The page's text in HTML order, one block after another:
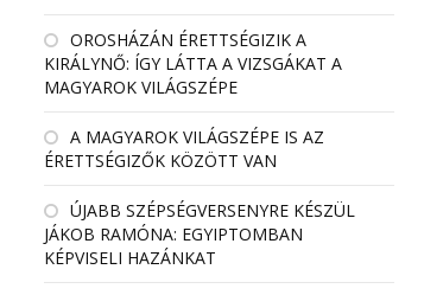
OROSHÁZÁN ÉRETTSÉGIZIK A
KIRÁLYNŐ: ÍGY LÁTTA A VIZSGÁKAT A
MAGYAROK VILÁGSZÉPE
A MAGYAROK VILÁGSZÉPE IS AZ
ÉRETTSÉGIZŐK KÖZÖTT VAN
ÚJABB SZÉPSÉGVERSENYRE KÉSZÜL
JÁKOB RAMÓNA: EGYIPTOMBAN
KÉPVISELI HAZÁNKAT